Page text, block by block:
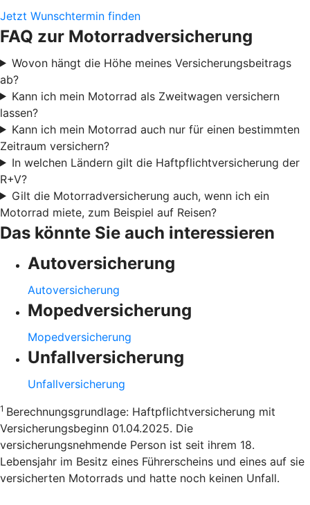
Jetzt Wunschtermin finden
FAQ zur Motorradversicherung
Wovon hängt die Höhe meines Versicherungsbeitrags
ab?
Kann ich mein Motorrad als Zweitwagen versichern
lassen?
Kann ich mein Motorrad auch nur für einen bestimmten
Zeitraum versichern?
In welchen Ländern gilt die Haftpflichtversicherung der
R+V?
Gilt die Motorradversicherung auch, wenn ich ein
Motorrad miete, zum Beispiel auf Reisen?
Das könnte Sie auch interessieren
Autoversicherung
Autoversicherung
Mopedversicherung
Mopedversicherung
Unfallversicherung
Unfallversicherung
1 Berechnungsgrundlage: Haftpflichtversicherung mit
Versicherungsbeginn 01.04.2025. Die
versicherungsnehmende Person ist seit ihrem 18.
Lebensjahr im Besitz eines Führerscheins und eines auf sie
versicherten Motorrads und hatte noch keinen Unfall.